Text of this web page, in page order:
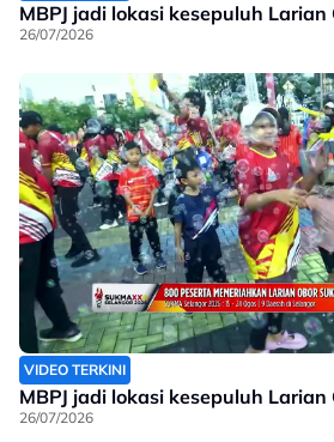
MBPJ jadi lokasi kesepuluh
26/07/2026
VIDEO TERKINI
MBPJ jadi lokasi kesepuluh
26/07/2026